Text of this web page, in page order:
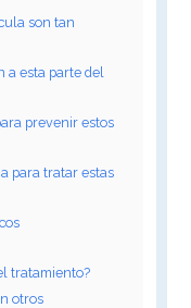
son tan
a esta parte del
prevenir estos
para tratar estas
tratamiento?
otros